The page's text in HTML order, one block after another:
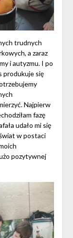
trudnych
a zaraz
i autyzmu. I po
produkuje się
Najpierw
fazę
udało mi się
w postaci
pozytywnej